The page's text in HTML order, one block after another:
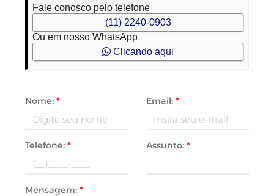
Fale conosco pelo telefone
(11) 2240-0903
Ou em nosso WhatsApp
Clicando aqui
Nome:* Email: *
Telefone:* Assunto: *
Mensagem:*